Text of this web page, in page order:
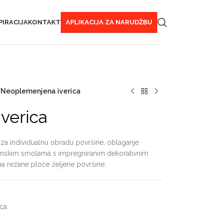
KONTAKT APLIKACIJA ZA NARUDŽBU
Neoplemenjena iverica
individualnu obradu površine, oblaganje
smolama s impregniranim dekorativnim
rezane ploče željene površine.